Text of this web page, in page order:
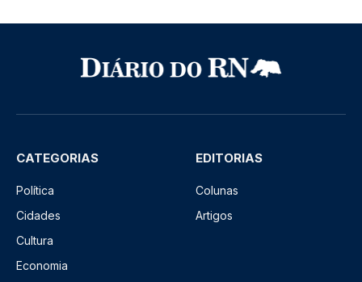
CATEGORIAS
Política
Cidades
Cultura
Economia
EDITORIAS
Colunas
Artigos